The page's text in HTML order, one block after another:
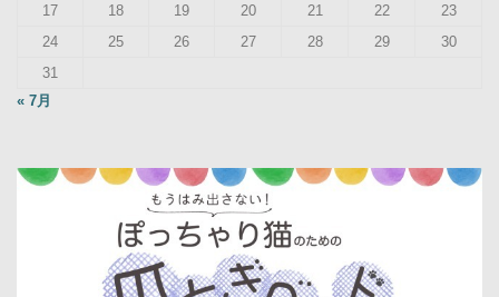
17
18 19 20 21 22
23
24
25 26 27 28 29
30
31
« 7月